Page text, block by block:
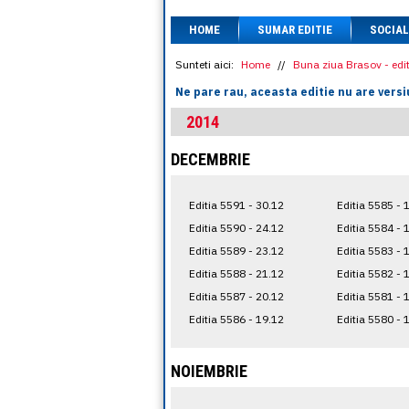
HOME SUMAR EDITIE SOCIAL
Sunteti aici: Home // Buna ziua Brasov -
Ne pare rau, aceasta editie nu are
2014
DECEMBRIE
Editia 5591 - 30.12
Editia 5590 - 24.12
Editia 5589 - 23.12
Editia 5588 - 21.12
Editia 5587 - 20.12
Editia 5586 - 19.12
Editia 5585 -
Editia 5584 -
Editia 5583 -
Editia 5582 -
Editia 5581 -
Editia 5580 -
NOIEMBRIE